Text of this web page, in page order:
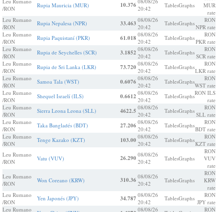
/RON
Rupia Mauricia (MUR) 10.376 20:42
TablesGraphs
MUR
rate
Leu Rumano
/RON
Rupia Nepalesa (NPR) 33.463 08/08/26
20:42
TablesGraphs
RON
NPR rate
Leu Rumano
/RON
Rupia Paquistaní (PKR) 61.018 08/08/26
20:42
TablesGraphs
RON
PKR rate
Leu Rumano
/RON
Rupia de Seychelles (SCR) 3.1852 08/08/26
20:42
TablesGraphs
RON
SCR rate
Leu Rumano
/RON
Rupia de Sri Lanka (LKR) 73.720 08/08/26
20:42
TablesGraphs
RON
LKR rate
Leu Rumano
/RON
Samoa Tala (WST) 0.6076 08/08/26
20:42
TablesGraphs
RON
WST rate
Leu Rumano
/RON
Shequel Israelí (ILS) 0.6612 08/08/26
20:42
TablesGraphsRON ILS
rate
Leu Rumano
/RON
Sierra Leona Leona (SLL) 4622.5 08/08/26
20:42
TablesGraphs
RON
SLL rate
Leu Rumano
/RON
Taka Bangladés (BDT) 27.206 08/08/26
20:42
TablesGraphs
RON
BDT rate
Leu Rumano
/RON
Tenge Kazako (KZT) 103.00 08/08/26
20:42
TablesGraphs
RON
KZT rate
Leu Rumano
/RON
Vatu (VUV) 26.290 08/08/26
20:42
TablesGraphs
RON
VUV
rate
Leu Rumano
/RON
Won Coreano (KRW) 310.36 08/08/26
20:42
TablesGraphs
RON
KRW
rate
Leu Rumano
/RON
Yen Japonés (JPY) 34.787 08/08/26
20:42
TablesGraphs
RON
JPY rate
Leu Rumano
08/08/26 RON